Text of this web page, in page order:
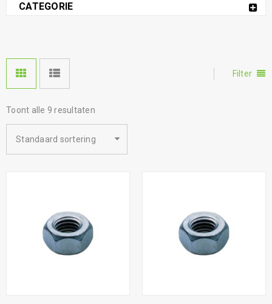
CATEGORIE
Filter
Toont alle 9 resultaten
Standaard sortering